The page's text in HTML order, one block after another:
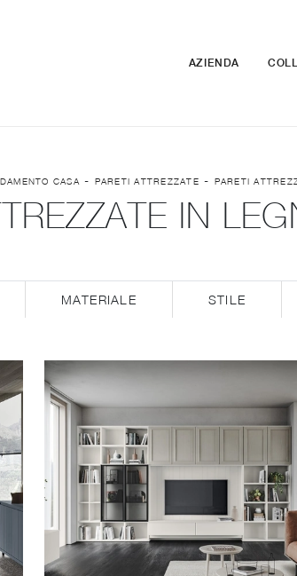
AZIENDA
CASA - PARETI ATTREZZATE - PARETI
IN
MATERIALE STILE